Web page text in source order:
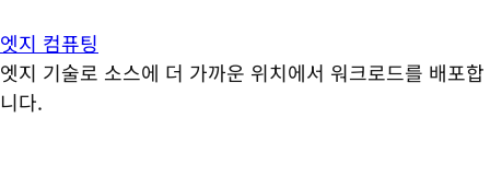
엣지 컴퓨팅
엣지 기술로 소스에 더 가까운 위치에서 워크로드를 배포합
니다.